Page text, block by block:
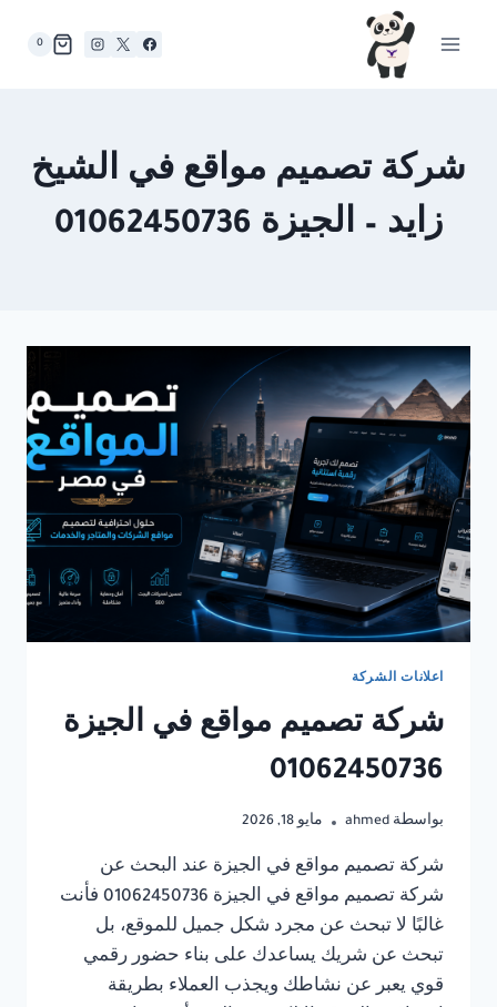
0
شركة تصميم مواقع في الشيخ
زايد – الجيزة 01062450736
اعلانات الشركة
شركة تصميم مواقع في الجيزة
01062450736
بواسطة ahmed مايو 18, 2026
شركة تصميم مواقع في الجيزة عند البحث عن
شركة تصميم مواقع في الجيزة 01062450736 فأنت
غالبًا لا تبحث عن مجرد شكل جميل للموقع، بل
تبحث عن شريك يساعدك على بناء حضور رقمي
قوي يعبر عن نشاطك ويجذب العملاء بطريقة